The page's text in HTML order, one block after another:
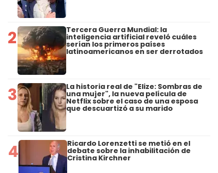
2 Tercera Guerra Mundial: la
inteligencia artificial reveló cuáles
serían los primeros países
latinoamericanos en ser derrotados
3 La historia real de "Elize: Sombras de
una mujer", la nueva película de
Netflix sobre el caso de una esposa
que descuartizó a su marido
4 Ricardo Lorenzetti se metió en el
debate sobre la inhabilitación de
Cristina Kirchner